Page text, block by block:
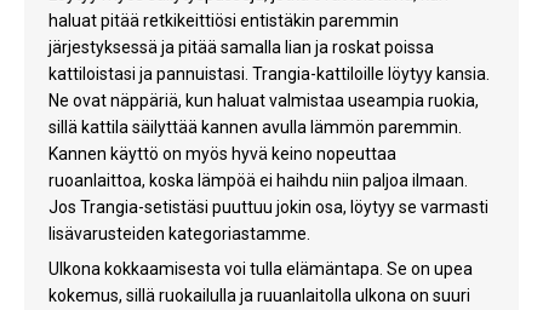
haluat pitää retkikeittiösi entistäkin paremmin
järjestyksessä ja pitää samalla lian ja roskat poissa
kattiloistasi ja pannuistasi. Trangia-kattiloille löytyy kansia.
Ne ovat näppäriä, kun haluat valmistaa useampia ruokia,
sillä kattila säilyttää kannen avulla lämmön paremmin.
Kannen käyttö on myös hyvä keino nopeuttaa
ruoanlaittoa, koska lämpöä ei haihdu niin paljoa ilmaan.
Jos Trangia-setistäsi puuttuu jokin osa, löytyy se varmasti
lisävarusteiden kategoriastamme.
Ulkona kokkaamisesta voi tulla elämäntapa. Se on upea
kokemus, sillä ruokailulla ja ruuanlaitolla ulkona on suuri